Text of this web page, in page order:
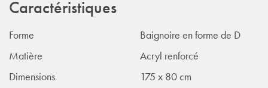
Caractéristiques
Forme
Baignoire en forme de D
Matière
Acryl renforcé
Dimensions
175 x 80 cm